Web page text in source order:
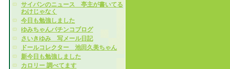
サイパンのニュース 亭主が書いてる
わけじゃなく
今日も勉強しました
ゆみちゃんパチンコブログ
さいきゆみ 写メール日記
ドールコレクター 池田久美ちゃん
新今日も勉強しました
カロリー 調べてます